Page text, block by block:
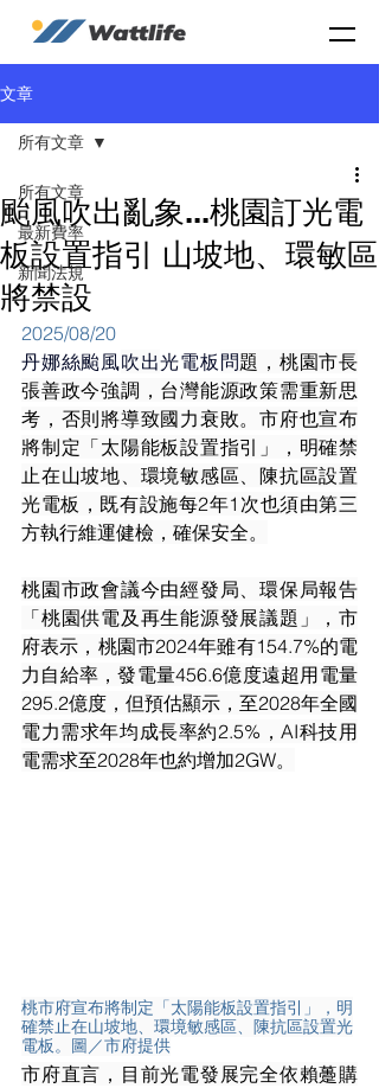
文章
所有文章
最新費率
新聞法規
所有文章
颱風吹出亂象...桃園訂光電
板設置指引 山坡地、環敏區
將禁設
2025/08/20
丹娜絲颱風吹出光電板 問題，桃園市長
張善政今強調，台灣能源政策需重新思
考，否則將導致國力衰敗。市府也宣布
將制定「太陽能板設置指引」，明確禁
止在山坡地、環境敏感區、陳抗區設置
光電板，既有設施每2年1次也須由第三
方執行維運健檢，確保安全。
桃園市政會議今由經發局、環保局報告
「桃園供電及再生能源發展議題」，市
府表示，桃園市2024年雖有154.7%的電
力自給率，發電量456.6億度遠超用電量
295.2億度，但預估顯示，至2028年全國
電力需求年均成長率約2.5%，AI科技用
電需求至2028年也約增加2GW。
桃市府宣布將制定「太陽能板設置指引」，明
確禁止在山坡地、環境敏感區、陳抗區設置光
電板。圖／市府提供
市府直言，目前光電發展完全依賴躉購